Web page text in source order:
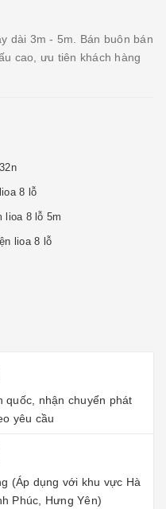
dài 3m - 5m. Bán buôn bán
cao, ưu tiên khách hàng
8 lỗ
lioa 8 lỗ 5m
lioa 8 lỗ
quốc, nhận chuyển phát
yêu cầu
(Áp dụng với khu vực Hà
Phúc, Hưng Yên)